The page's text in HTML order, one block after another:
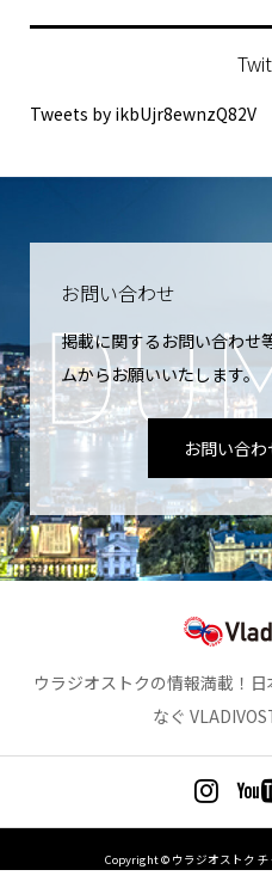
Tweets by ikbUjr8ewnzQ82V
お問い合わせ
掲載に関するお問い合わせ
ムからお願いいたします。
お問い合
ウラジオストクの情報満載！
なぐ
Copyright ©ウラジオストク